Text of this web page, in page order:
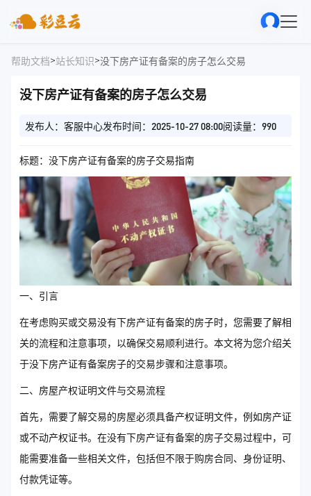
帮助文档>站长知识>没下房产证有备案的房子怎么交易
没下房产证有备案的房子怎么交易
发布人：客服中心发布时间：2025-10-27 08:00阅读量：990
标题：没下房产证有备案的房子交易指南
一、引言
在考虑购买或交易没有下房产证有备案的房子时，您需要了解相
关的流程和注意事项，以确保交易顺利进行。本文将为您介绍关
于没下房产证有备案房子的交易步骤和注意事项。
二、房屋产权证明文件与交易流程
首先，需要了解交易的房屋必须具备产权证明文件，例如房产证
或不动产权证书。在没有下房产证有备案的房子交易过程中，可
能需要准备一些相关文件，包括但不限于购房合同、身份证明、
付款凭证等。